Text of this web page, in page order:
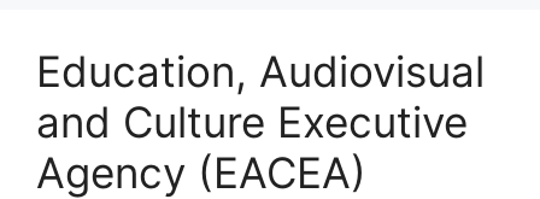
Education, Audiovisual
and Culture Executive
Agency (EACEA)